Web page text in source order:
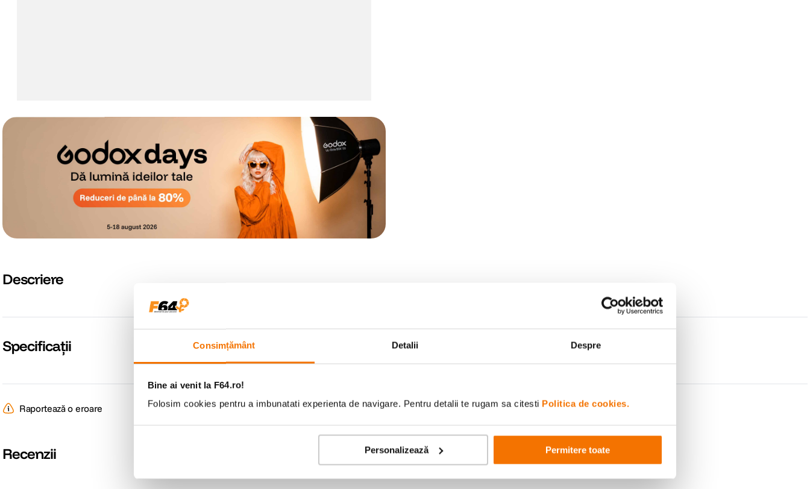
Consimțământ Detalii Despre
Bine ai venit la F64.ro!
Folosim cookies pentru a imbunatati experienta de navigare. Pentru detalii te rugam sa citesti Politica de cookies.
Personalizează Permitere toate
Descriere
Specificații
Raportează o eroare
Recenzii